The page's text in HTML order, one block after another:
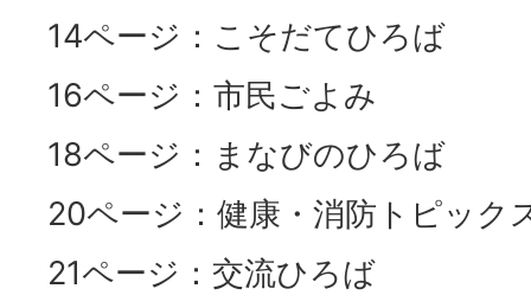
14ページ：こそだてひろば
16ページ：市民ごよみ
18ページ：まなびのひろば
20ページ：健康・消防トピック
21ページ：交流ひろば